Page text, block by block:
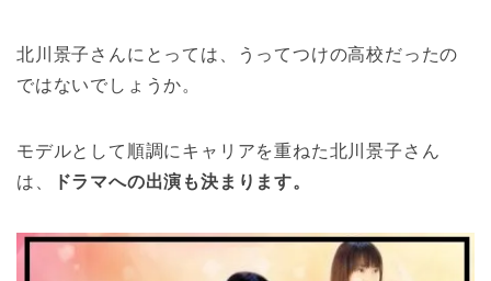
北川景子さんにとっては、うってつけの高校だったの
ではないでしょうか。
モデルとして順調にキャリアを重ねた北川景子さん
は、
ドラマへの出演も決まります。